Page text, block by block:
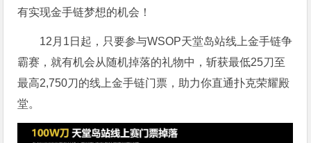
有实现金手链梦想的机会！
12月1日起，只要参与WSOP天堂岛站线上金手链争
霸赛，就有机会从随机掉落的礼物中，斩获最低25刀至
最高2,750刀的线上金手链门票，助力你直通扑克荣耀殿
堂。